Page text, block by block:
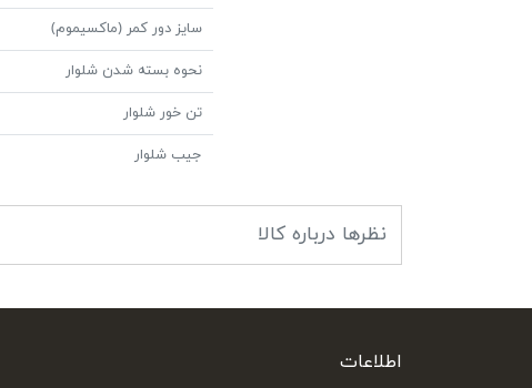
سایز دور کمر (ماکسیموم)
نحوه بسته شدن شلوار
تن خور شلوار
جیب شلوار
نظرها درباره کالا
اطلاعات